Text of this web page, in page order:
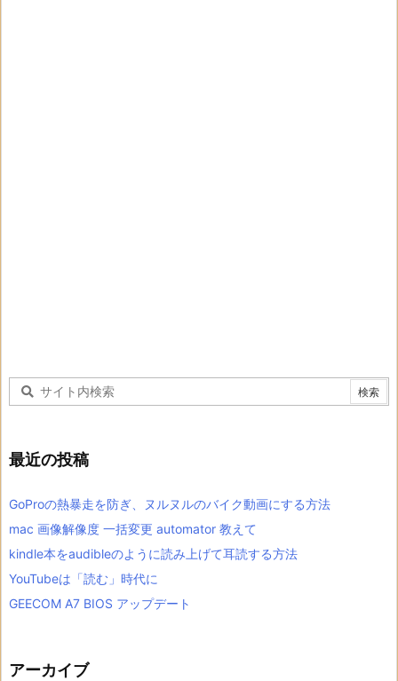
最近の投稿
GoProの熱暴走を防ぎ、ヌルヌルのバイク動画にする方法
mac 画像解像度 一括変更 automator 教えて
kindle本をaudibleのように読み上げて耳読する方法
YouTubeは「読む」時代に
GEECOM A7 BIOS アップデート
アーカイブ